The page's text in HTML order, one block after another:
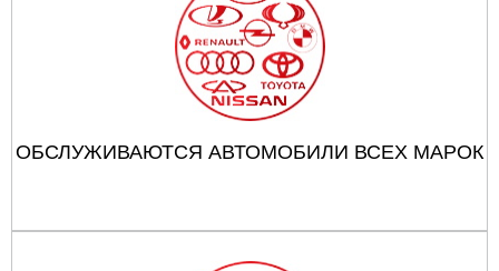
ОБСЛУЖИВАЮТСЯ АВТОМОБИЛИ ВСЕХ МАРОК